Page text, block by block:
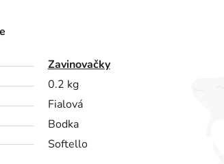
Zavinovačky
0.2 kg
Fialová
Bodka
Softello